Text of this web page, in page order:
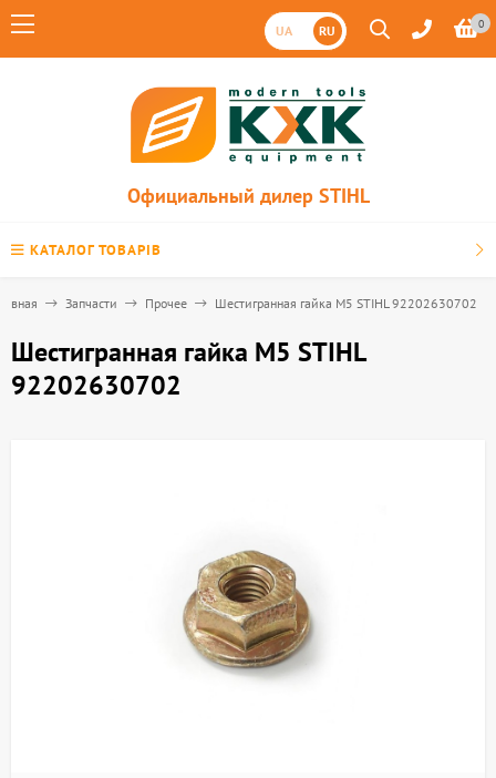
UA RU 0
Официальный дилер STIHL
КАТАЛОГ ТОВАРІВ
Запчасти Прочее Шестигранная гайка М5 STIHL 92202630702
Шестигранная гайка М5 STIHL
92202630702